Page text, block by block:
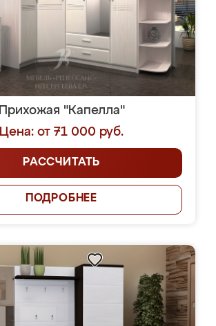
Прихожая "Капелла"
Цена: от 71 000 руб.
РАССЧИТАТЬ
ПОДРОБНЕЕ